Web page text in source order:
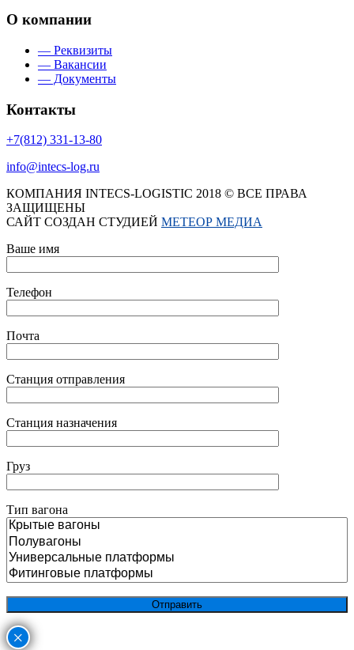
О компании
— Реквизиты
— Вакансии
— Документы
Контакты
+7(812) 331-13-80
info@intecs-log.ru
КОМПАНИЯ INTECS-LOGISTIC 2018 © ВСЕ ПРАВА
ЗАЩИЩЕНЫ
САЙТ СОЗДАН СТУДИЕЙ МЕТЕОР МЕДИА
Ваше имя
Телефон
Почта
Станция отправления
Станция назначения
Груз
Тип вагона
×